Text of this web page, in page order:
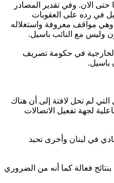
الان. وفي تقدير المصادر
في رده على العقوبات
مواقف معروفة واستغلاله
وليس مع النائب باسيل.
في حكومة تصريف
باسيل.
لم تحل لافتة إلى أن هناك
لجهة تفعيل الاتصالات
في لبنان وأخرى تحبذ
فعالة كما أنه من الضروري